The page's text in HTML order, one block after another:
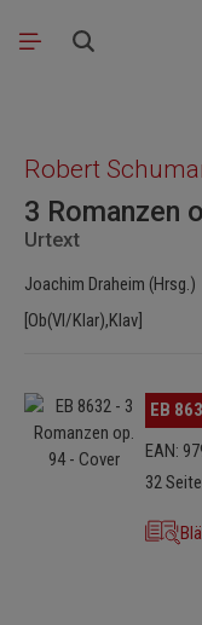
Zum Hauptinhalt springen
Robert
3 Romanzen
Urtext
Joachim Draheim (Hrsg.)
[Ob(Vl/Klar),Klav]
Bildergalerie überspringen
EB
EAN:
32